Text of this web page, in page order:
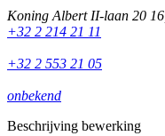
Koning Albert II-laan 20 16
+32 2 214 21 11
+32 2 553 21 05
onbekend
Beschrijving bewerking